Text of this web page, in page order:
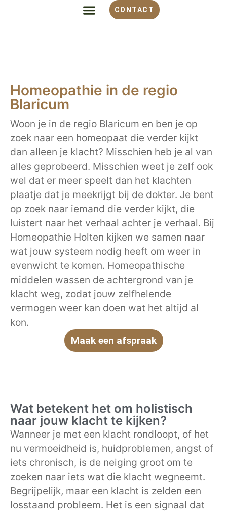
CONTACT
Homeopathie in de regio
Blaricum
Woon je in de regio Blaricum en ben je op
zoek naar een homeopaat die verder kijkt
dan alleen je klacht? Misschien heb je al van
alles geprobeerd. Misschien weet je zelf ook
wel dat er meer speelt dan het klachten
plaatje dat je meekrijgt bij de dokter. Je bent
op zoek naar iemand die verder kijkt, die
luistert naar het verhaal achter je verhaal. Bij
Homeopathie Holten kijken we samen naar
wat jouw systeem nodig heeft om weer in
evenwicht te komen. Homeopathische
middelen wassen de achtergrond van je
klacht weg, zodat jouw zelfhelende
vermogen weer kan doen wat het altijd al
kon.
Maak een afspraak
Wat betekent het om holistisch
naar jouw klacht te kijken?
Wanneer je met een klacht rondloopt, of het
nu vermoeidheid is, huidproblemen, angst of
iets chronisch, is de neiging groot om te
zoeken naar iets wat die klacht wegneemt.
Begrijpelijk, maar een klacht is zelden een
losstaand probleem. Het is een signaal dat